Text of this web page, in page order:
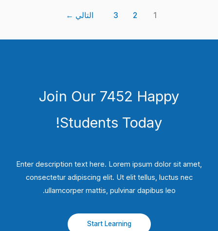
التالي←
Join Our 7452 Happy
Students​ Today!
Enter description text here. Lorem ipsum dolor sit amet,
consectetur adipiscing elit. Ut elit tellus, luctus nec
ullamcorper mattis, pulvinar dapibus leo.​
Start Learning